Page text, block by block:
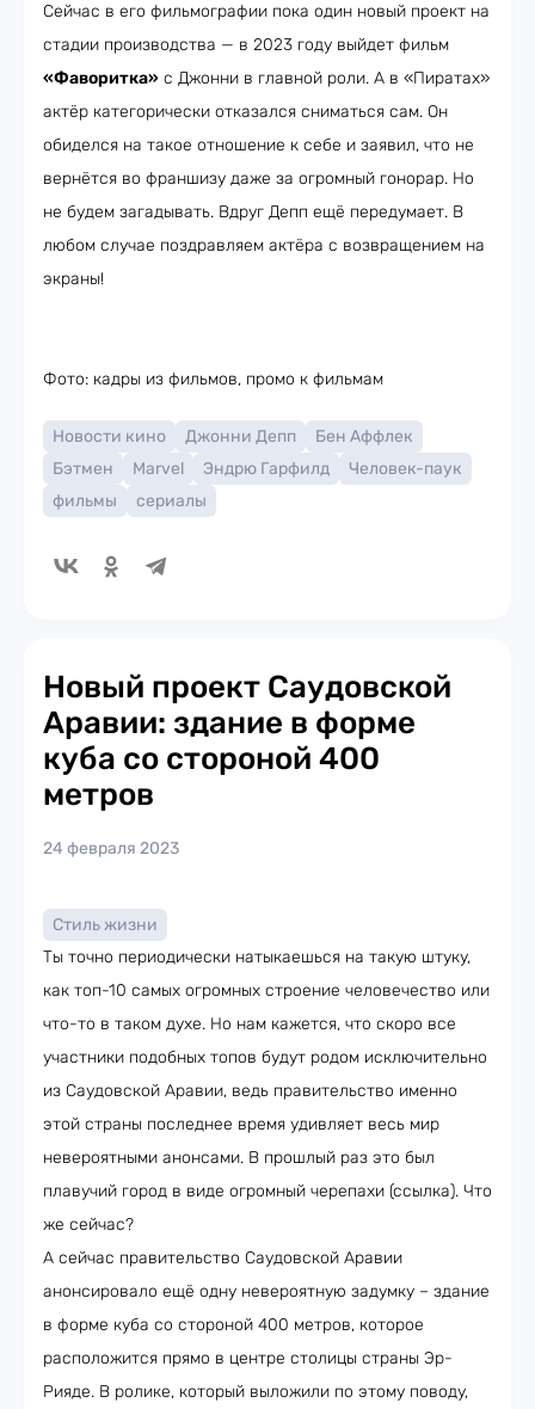
Сейчас в его фильмографии пока один новый проект на
стадии производства — в 2023 году выйдет фильм
«Фаворитка» с Джонни в главной роли. А в «Пиратах»
актёр категорически отказался сниматься сам. Он
обиделся на такое отношение к себе и заявил, что не
вернётся во франшизу даже за огромный гонорар. Но
не будем загадывать. Вдруг Депп ещё передумает. В
любом случае поздравляем актёра с возвращением на
экраны!
Фото: кадры из фильмов, промо к фильмам
Новости кино Джонни Депп
Бен Аффлек
Бэтмен
Marvel Эндрю Гарфилд
Человек-паук
фильмы
сериалы
Новый проект Саудовской
Аравии: здание в форме
куба со стороной 400
метров
24 февраля 2023
Стиль жизни
Ты точно периодически натыкаешься на такую штуку,
как топ-10 самых огромных строение человечество или
что-то в таком духе. Но нам кажется, что скоро все
участники подобных топов будут родом исключительно
из Саудовской Аравии, ведь правительство именно
этой страны последнее время удивляет весь мир
невероятными анонсами. В прошлый раз это был
плавучий город в виде огромный черепахи (ссылка). Что
же сейчас?
А сейчас правительство Саудовской Аравии
анонсировало ещё одну невероятную задумку – здание
в форме куба со стороной 400 метров, которое
расположится прямо в центре столицы страны Эр-
Рияде. В ролике, который выложили по этому поводу,